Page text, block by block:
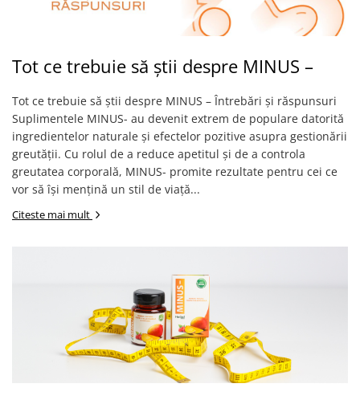
Tot ce trebuie să știi despre MINUS –
Tot ce trebuie să știi despre MINUS – Întrebări și răspunsuri
Suplimentele MINUS- au devenit extrem de populare datorită
ingredientelor naturale și efectelor pozitive asupra gestionării
greutății. Cu rolul de a reduce apetitul și de a controla
greutatea corporală, MINUS- promite rezultate pentru cei ce
vor să își mențină un stil de viață...
Citeste mai mult